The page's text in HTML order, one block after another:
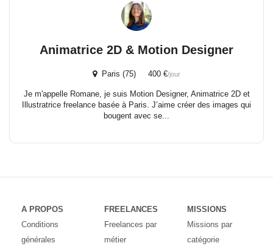
Animatrice 2D & Motion Designer
Paris (75) 400 €/jour
Je m'appelle Romane, je suis Motion Designer, Animatrice 2D et
Illustratrice freelance basée à Paris. J’aime créer des images qui
bougent avec se...
A PROPOS
Conditions
générales
FREELANCES
Freelances par
métier
MISSIONS
Missions par
catégorie